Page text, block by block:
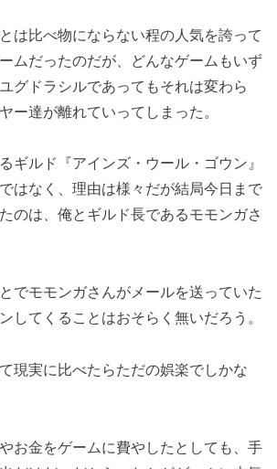
は比べ物にならない程の人気を誇って
ムだったのだが、どんなゲームもいず
グドラシルであってもそれは変わら
ー達が離れていってしまった。
ギルド『アインズ・ウール・ゴウン』
はなく、理由は様々だが結局今日まで
のは、俺とギルド長であるモモンガさ
でモモンガさんがメールを送っていた
してくることはおそらく無いだろう。
現実に比べたらただの娯楽でしかな
お金をゲームに費やしたとしても、手